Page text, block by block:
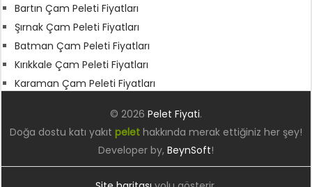
Bartın Çam Peleti Fiyatları
Şırnak Çam Peleti Fiyatları
Batman Çam Peleti Fiyatları
Kırıkkale Çam Peleti Fiyatları
Karaman Çam Peleti Fiyatları
© 2026 Pelet Fiyati.
Doğa dostu katı yakıt pelethakkında merak ettiğiniz her şey!
Developer by, BeynSoft!